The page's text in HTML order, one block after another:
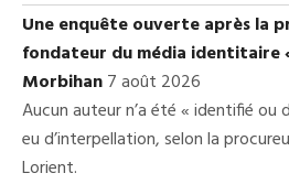
Une enquête ouverte après la
fondateur du média identitaire
Morbihan7 août 2026
Aucun auteur n’a été « identifié ou
eu d’interpellation, selon la
Lorient.